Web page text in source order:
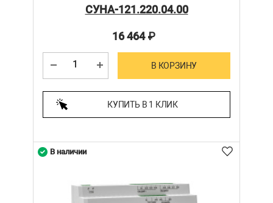
СУНА-121.220.04.00
16 464₽
В КОРЗИНУ
КУПИТЬ В 1 КЛИК
В наличии